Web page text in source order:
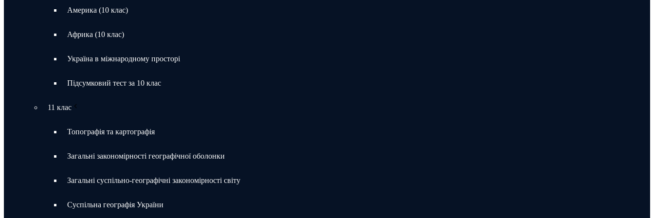
Америка (10 клас)
Африка (10 клас)
Україна в міжнародному просторі
Підсумковий тест за 10 клас
11 клас
Топографія та картографія
Загальні закономірності географічної оболонки
Загальні суспільно-географічні закономірності світу
Суспільна географія України